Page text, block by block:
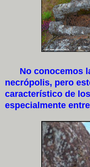
No conocemos
necrópolis, pero
característico de
especialmente